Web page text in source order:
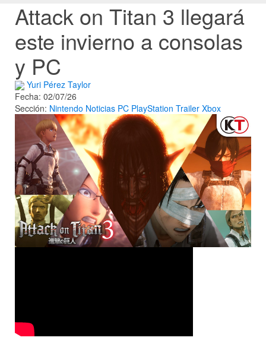
Attack on Titan 3 llegará
este invierno a consolas
y PC
Yuri Pérez Taylor
Fecha: 02/07/26
Sección: Nintendo Noticias PC PlayStation Trailer Xbox